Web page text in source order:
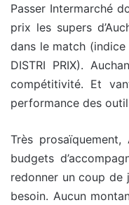
Passer Intermarché
prix les supers
dans le match (indice
DISTRI PRIX).
compétitivité. Et
performance des
Très
budgets
redonner un coup de
besoin. Aucun